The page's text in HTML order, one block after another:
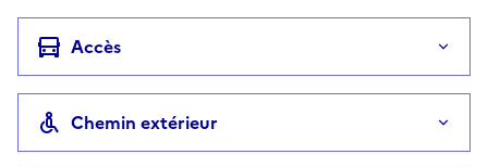
Accès
Chemin extérieur